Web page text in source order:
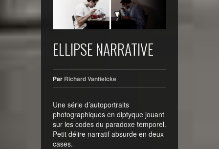
ELLIPSE NARRATIVE
Par Richard Vantielcke
Une série d’autoportraits
photographiques en diptyque jouant
sur les codes du paradoxe temporel.
Petit délire narratif absurde en deux
cases.